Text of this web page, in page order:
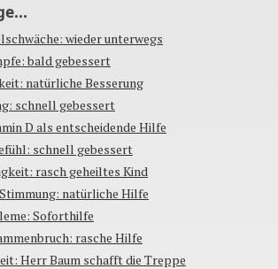
wieder unterwegs
bald gebessert
natürliche Besserung
schnell gebessert
D als entscheidende Hilfe
schnell gebessert
rasch geheiltes Kind
natürliche Hilfe
Soforthilfe
rasche Hilfe
Herr Baum schafft die Treppe